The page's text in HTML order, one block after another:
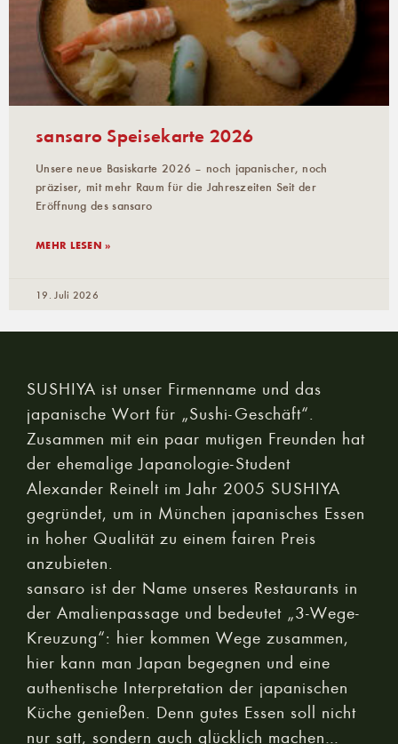
sansaro Speisekarte 2026
Unsere neue Basiskarte 2026 – noch japanischer, noch
präziser, mit mehr Raum für die Jahreszeiten Seit der
Eröffnung des sansaro
MEHR LESEN »
19. Juli 2026
SUSHIYA ist unser Firmenname und das
japanische Wort für „Sushi-Geschäft“.
Zusammen mit ein paar mutigen Freunden hat
der ehemalige Japanologie-Student
Alexander Reinelt im Jahr 2005 SUSHIYA
gegründet, um in München japanisches Essen
in hoher Qualität zu einem fairen Preis
anzubieten.
sansaro ist der Name unseres Restaurants in
der Amalienpassage und bedeutet „3-Wege-
Kreuzung“: hier kommen Wege zusammen,
hier kann man Japan begegnen und eine
authentische Interpretation der japanischen
Küche genießen. Denn gutes Essen soll nicht
nur satt, sondern auch glücklich machen…